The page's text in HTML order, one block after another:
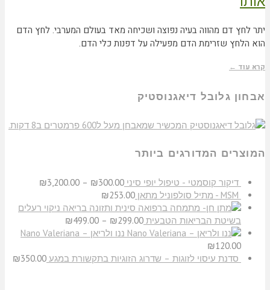
יתר לחץ דם מהווה בעיה נפוצה ושכיחה מאד בעולם המערבי. לחץ הדם
הוא הלחץ שזרימת הדם מפעילה על דפנות כלי הדם.
קרא עוד ←
אבחון גלובל דיאגנוסטיק
המוצרים המדורגים ביותר
דיקור קוסמטי - טיפול יופי סיני ₪300.00
–
₪3,200.00
MSM - מתיל סולפוניל מתאן
₪253.00
ניקוי רעלים
בשיטת הבריאות הטבעית
₪299.00
–
₪499.00
ננו ולריאן – Nano Valeriana
₪120.00
סדנת עיסוי לזוגות – שדרוג הזוגיות בתקשורת במגע
₪350.00